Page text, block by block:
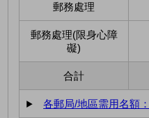
郵務處理
郵務處理(限身心障
礙)
合計
各郵局/地區需用名額：